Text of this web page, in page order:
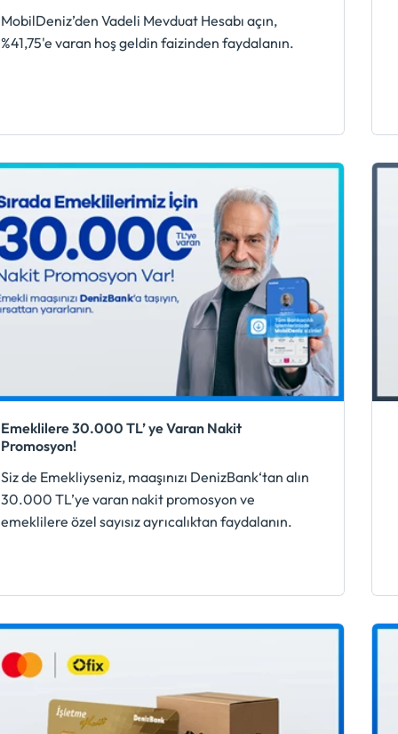
MobilDeniz’den Vadeli Mevduat Hesabı açın,
%41,75'e varan hoş geldin faizinden faydalanın.
Emeklilere 30.000 TL’ ye Varan Nakit
Promosyon!
Siz de Emekliyseniz, maaşınızı DenizBank‘tan alın
30.000 TL’ye varan nakit promosyon ve
emeklilere özel sayısız ayrıcalıktan faydalanın.